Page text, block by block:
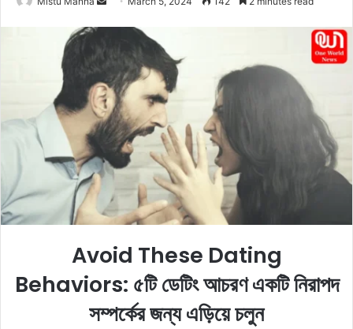
n
e
m
i
Avoid These Dating
Behaviors: ৫টি ডেটিং আচরণ একটি নিরাপদ
সম্পর্কের জন্য এড়িয়ে চলুন